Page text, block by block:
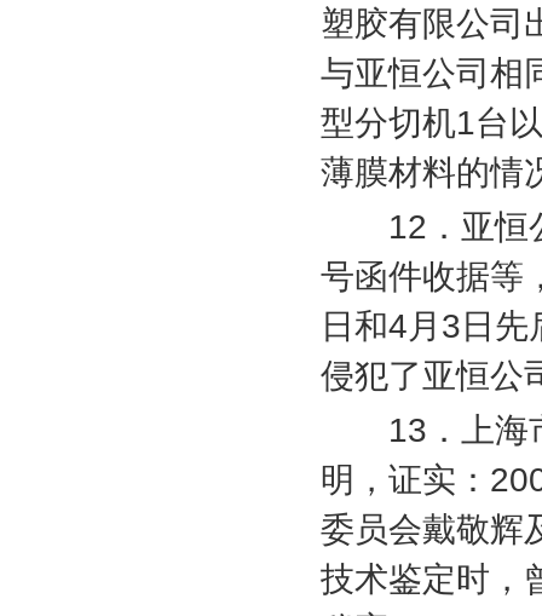
塑胶有限公司
与亚恒公司相
型分切机1台
薄膜材料的情
12 ．亚
号函件收据等
日和4月 3 日
侵犯了亚恒公
13 ．上
明，证实：
委员会戴敬辉
技术鉴定时，